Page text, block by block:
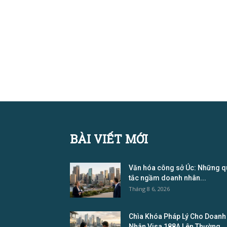
BÀI VIẾT MỚI
Văn hóa công sở Úc: Những
tắc ngầm doanh nhân...
Tháng 8 6, 2026
Chìa Khóa Pháp Lý Cho Doanh